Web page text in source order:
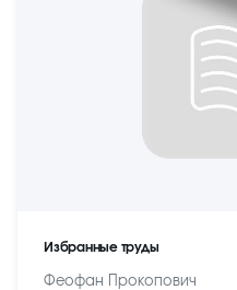
Избранные труды
Феофан Прокопович